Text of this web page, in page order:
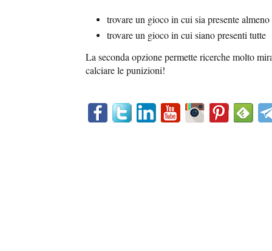
trovare un gioco in cui sia presente
trovare un gioco in cui siano presenti tutte
La seconda opzione permette ricerche molto
calciare le punizioni!